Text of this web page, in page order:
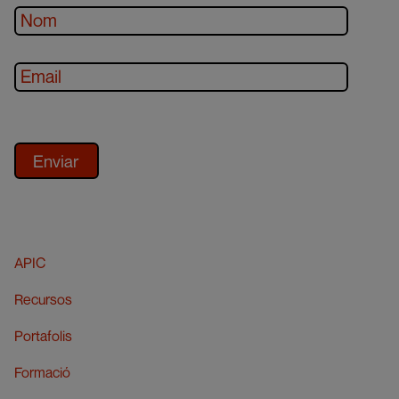
APIC
Recursos
Portafolis
Formació